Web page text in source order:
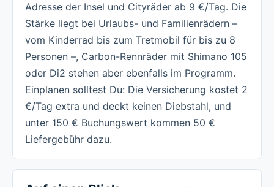
Adresse der Insel und Cityräder ab 9 €/Tag. Die
Stärke liegt bei Urlaubs- und Familienrädern –
vom Kinderrad bis zum Tretmobil für bis zu 8
Personen –, Carbon-Rennräder mit Shimano 105
oder Di2 stehen aber ebenfalls im Programm.
Einplanen solltest Du: Die Versicherung kostet 2
€/Tag extra und deckt keinen Diebstahl, und
unter 150 € Buchungswert kommen 50 €
Liefergebühr dazu.